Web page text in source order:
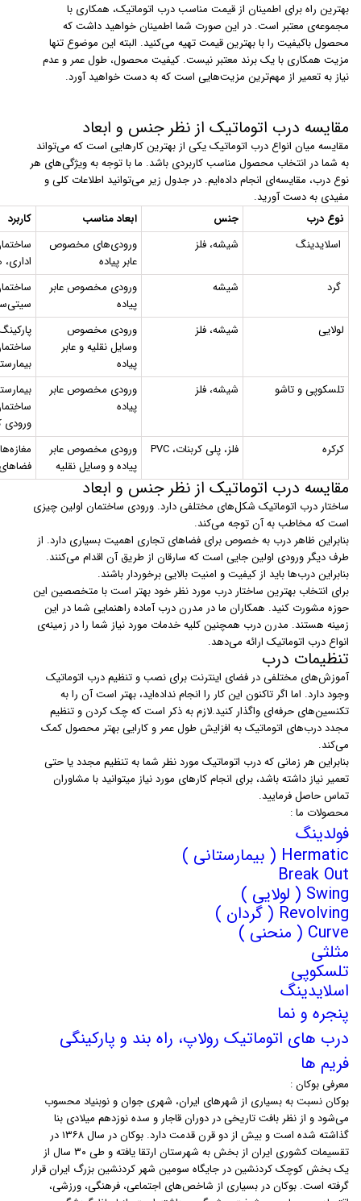
بهترین راه برای اطمینان از قیمت مناسب درب اتوماتیک، همکاری با
مجموعه‌ی معتبر است. در این صورت شما اطمینان خواهید داشت که
محصول باکیفیت را با بهترین قیمت تهیه می‌کنید. البته این موضوع تنها
مزیت همکاری با یک برند معتبر نیست. کیفیت محصول، طول عمر و عدم
نیاز به تعمیر از مهم‌ترین مزیت‌هایی است که به دست خواهید آورد.
مقایسه درب اتوماتیک از نظر جنس و ابعاد
مقایسه میان انواع درب اتوماتیک یکی از بهترین کارهایی است که می‌تواند
به شما در انتخاب محصول مناسب کاربردی باشد. ما با توجه به ویژگی‌های هر
نوع درب، مقایسه‌ای انجام داده‌ایم. در جدول زیر می‌توانید اطلاعات کلی و
مفیدی به دست آورید.
نوع درب
جنس ابعاد مناسب
کاربرد
اسلایدینگ
شیشه، فلز
ورودی‌های مخصوص
عابر پیاده
گرد
شیشه
ورودی مخصوص عابر
پیاده
لولایی
شیشه، فلز
ورودی مخصوص
وسایل نقلیه و عابر
پیاده
تلسکوپی و تاشو
شیشه، فلز
ورودی مخصوص عابر
پیاده
ورودی
کرکره
فلز، پلی کربنات، PVC
ورودی مخصوص عابر
پیاده و وسایل نقلیه
مقایسه درب اتوماتیک از نظر جنس و ابعاد
ساختار درب اتوماتیک شکل‌های مختلفی دارد. ورودی ساختمان اولین چیزی
است که مخاطب به آن توجه می‌کند.
بنابراین ظاهر درب به خصوص برای فضاهای تجاری اهمیت بسیاری دارد. از
طرف دیگر ورودی اولین جایی است که سارقان از طریق آن اقدام می‌کنند.
بنابراین درب‌ها باید از کیفیت و امنیت بالایی برخوردار باشند.
برای انتخاب بهترین ساختار درب مورد نظر خود بهتر است با متخصصین این
حوزه مشورت کنید. همکاران ما در مدرن درب آماده راهنمایی شما در این
زمینه هستند. مدرن درب همچنین کلیه خدمات مورد نیاز شما را در زمینه‌ی
انواع درب اتوماتیک ارائه می‌دهد.
تنظیمات درب
آموزش‌های مختلفی در فضای اینترنت برای نصب و تنظیم درب اتوماتیک
وجود دارد. اما اگر تاکنون این کار را انجام نداده‌اید، بهتر است آن را به
تکنسین‌های حرفه‌ای واگذار کنید.لازم به ذکر است که چک کردن و تنظیم
مجدد درب‌های اتوماتیک به افزایش طول عمر و کارایی بهتر محصول کمک
می‌کند.
بنابراین هر زمانی که درب اتوماتیک مورد نظر شما به تنظیم مجدد یا حتی
تعمیر نیاز داشته باشد، برای انجام کارهای مورد نیاز میتوانید با مشاوران
تماس حاصل فرمایید.
محصولات ما :
فولدینگ
Hermatic ( بیمارستانی )
Break Out
Swing ( لولایی )
Revolving ( گردان )
Curve ( منحنی )
مثلثی
تلسکوپی
اسلایدینگ
پنجره و نما
درب های اتوماتیک رولاپ، راه بند و پارکینگی
فریم ها
معرفی بوکان :
بوکان نسبت به بسیاری از شهرهای ایران، شهری جوان و نوبنیاد محسوب
می‌شود و از نظر بافت تاریخی در دوران قاجار و سده نوزدهم میلادی بنا
گذاشته شده است و بیش از دو قرن قدمت دارد. بوکان در سال ۱۳۶۸ در
تقسیمات کشوری ایران از بخش به شهرستان ارتقا یافته و طی ۳۰ سال از
یک بخش کوچک کردنشین در جایگاه سومین شهر کردنشین بزرگ ایران قرار
گرفته است. بوکان در بسیاری از شاخص‌های اجتماعی، فرهنگی، ورزشی،